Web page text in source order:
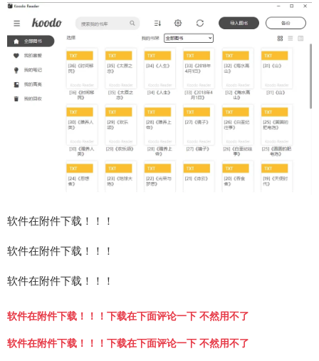
软件在附件下载！！！
软件在附件下载！！！
软件在附件下载！！！
软件在附件下载！！！下载在下面评论一下 不然用不了
软件在附件下载！！！下载在下面评论一下 不然用不了